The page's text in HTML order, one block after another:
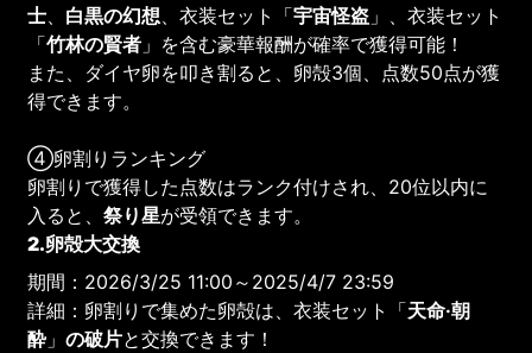
士
白黒の幻想 、衣装セット「宇宙怪盗 」、衣装セット
「竹林の賢者 」を含む豪華報酬が確率で獲得可能！
また、ダイヤ卵を叩き割ると、卵殻3個、点数50点が獲
得できます。
④卵割りランキング
卵割りで獲得した点数はランク付けされ、20位以内に
入ると、祭り星が受領できます。
2.卵殻大交換
期間：2026/3/25 11:00～2025/4/7 23:59
詳細：卵割りで集めた卵殻は、衣装セット「天命·朝
酔 」の破片と交換できます！